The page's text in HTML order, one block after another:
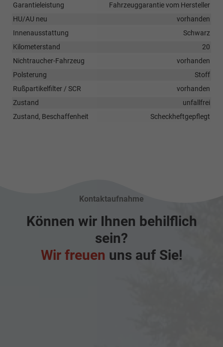
Garantieleistung
Fahrzeuggarantie vom Hersteller
HU/AU neu
vorhanden
Innenausstattung
Schwarz
Kilometerstand
20
Nichtraucher-Fahrzeug
vorhanden
Polsterung
Stoff
Rußpartikelfilter / SCR
vorhanden
Zustand
unfallfrei
Zustand, Beschaffenheit
Scheckheftgepflegt
Kontaktaufnahme
Können wir Ihnen behilflich
sein?
Wir freuen uns auf Sie!